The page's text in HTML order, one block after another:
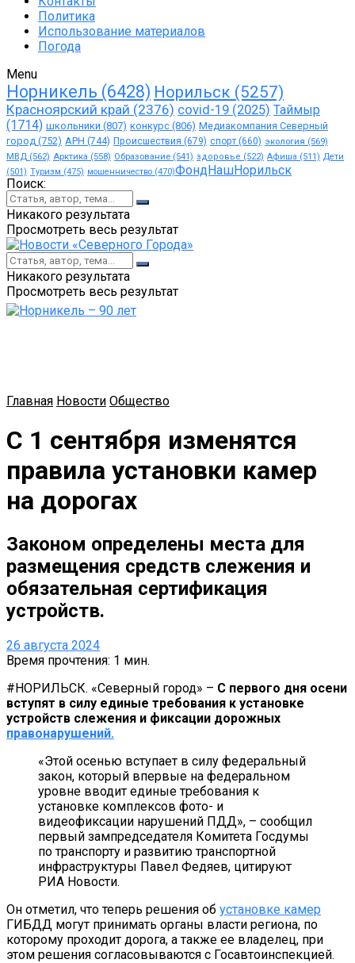
Политика
Использование материалов
Погода
Menu
Норникель (6428) Норильск (5257)
Красноярский край (2376) covid-19 (2025) Таймыр
(1714) школьники (807) конкурс (806) Медиакомпания Северный
город (752) АРН (744) Происшествия (679) спорт (660) экология (569)
МВД (562) Арктика (558) Образование (541) здоровье (522) Афиша (511) Дети
(501) Туризм (475) мошенничество (470)ФондНашНорильск
Поиск:
Никакого результата
Просмотреть весь результат
Никакого результата
Просмотреть весь результат
Главная Новости Общество
С 1 сентября изменятся
правила установки камер
на дорогах
Законом определены места для
размещения средств слежения и
обязательная сертификация
устройств.
26 августа 2024
Время прочтения: 1 мин.
#НОРИЛЬСК. «Северный город» – С первого дня осени
вступят в силу единые требования к установке
устройств слежения и фиксации дорожных
правонарушений.
«Этой осенью вступает в силу федеральный
закон, который впервые на федеральном
уровне вводит единые требования к
установке комплексов фото- и
видеофиксации нарушений ПДД», – сообщил
первый зампредседателя Комитета Госдумы
по транспорту и развитию транспортной
инфраструктуры Павел Федяев, цитируют
РИА Новости.
Он отметил, что теперь решения об установке камер
ГИБДД могут принимать органы власти региона, по
которому проходит дорога, а также ее владелец, при
этом решения согласовываются с Госавтоинспекцией.